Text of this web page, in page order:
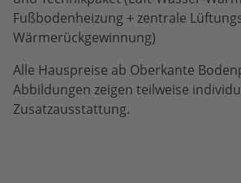
Fußbodenheizung + zentrale
Wärmerückgewinnung)
Alle Hauspreise ab Oberkante
Abbildungen zeigen teilweise
Zusatzausstattung.